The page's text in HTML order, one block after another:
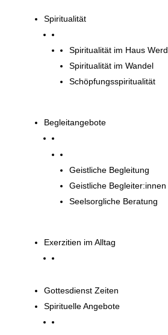
Spiritualität
Spiritualität im Haus
Spiritualität im Wandel
Schöpfungsspiritualität
Begleitangebote
Geistliche Begleitung
Geistliche Begleiter:innen
Seelsorgliche Beratung
Exerzitien im Alltag
Gottesdienst Zeiten
Spirituelle Angebote